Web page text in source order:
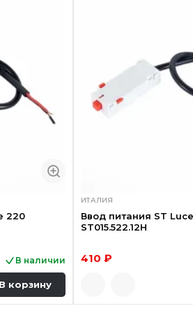
220
В наличии
В корзину
ИТАЛИЯ
Ввод питания ST
ST015.522.12H
410 ₽